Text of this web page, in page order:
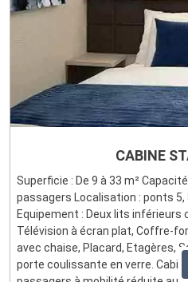
CABINE
Superficie : De 9 à 33 m²
passagers Localisation : ponts 5,
Equipement : Deux lits inférieurs
Télévision à écran plat, Coffre-
avec chaise, Placard, Etagères,
porte coulissante en verre.